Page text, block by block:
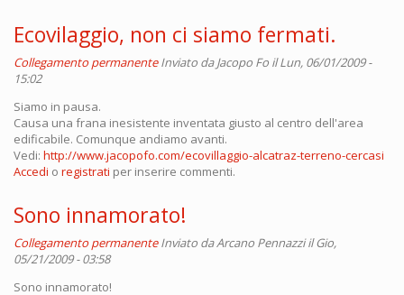
Ecovilaggio, non ci siamo fermati.
Collegamento permanente Inviato daJacopo Fo il Lun, 06/01/2009 -
15:02
Siamo in pausa.
Causa una frana inesistente inventata giusto al centro dell'area
edificabile. Comunque andiamo avanti.
Vedi: http://www.jacopofo.com/ecovillaggio-alcatraz-terreno-cercasi
Accedi o registrati per inserire commenti.
Sono innamorato!
Collegamento permanente Inviato daArcano Pennazziil Gio,
05/21/2009 - 03:58
Sono innamorato!